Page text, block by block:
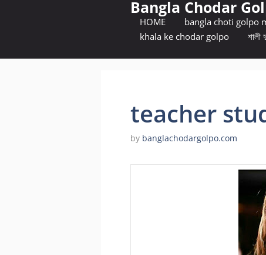
Bangla Chodar
HOME bangla choti golpo
khala ke chodar golpo
শালী
teacher
by banglachodargolpo.com